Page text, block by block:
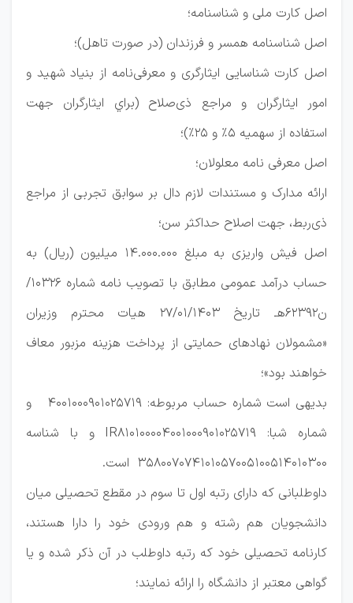
اصل كارت ملی و شناسنامه؛
اصل شناسنامه همسر و فرزندان (در صورت تاهل)؛
اصل كارت شناسايی ايثارگری و معرفی‌نامه از بنياد شهيد و
امور ايثارگران و مراجع ذی‌صلاح (براي ايثارگران جهت
استفاده از سهميه 5% و 25%)؛
اصل معرفی نامه معلولان؛
ارائه مدارك و مستندات لازم دال بر سوابق تجربی از مراجع
ذی‌ربط، جهت اصلاح حداكثر سن؛
اصل فیش واریزی به مبلغ 14.000.000 میلیون (ریال) به
حساب درآمد عمومی مطابق با تصویب نامه شماره 10326/
ن62392هـ تاریخ 27/01/1403 هیات محترم وزیران
«مشمولان نهادهای حمایتی از پرداخت هزینه مزبور معاف
خواهند بود»؛
بدیهی است شماره حساب مربوطه: 4001000901025719 و
شماره شبا: IR810100004001000901025719 و با شناسه
358007074101057005100514010300 است.
داوطلبانی که دارای رتبه اول تا سوم در مقطع تحصیلی میان
دانشجویان هم رشته و هم ورودی خود را دارا هستند،
کارنامه تحصیلی خود که رتبه داوطلب در آن ذکر شده و یا
گواهی معتبر از دانشگاه را ارائه نمایند؛